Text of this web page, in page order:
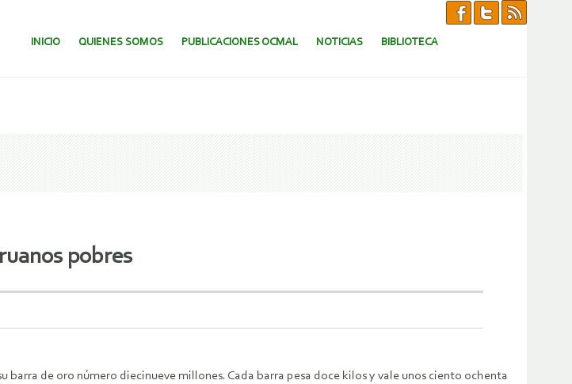
SALTAR AL CONTENIDO.
INICIO QUIENES SOMOS PUBLICACIONES OCMAL NOTICIAS BIBLIOTECA
pobres
barra de oro número diecinueve millones. Cada barra pesa doce kilos y vale unos ciento ochenta